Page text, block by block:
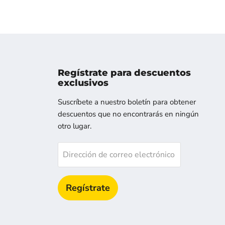
Regístrate para descuentos
exclusivos
Suscríbete a nuestro boletín para obtener
descuentos que no encontrarás en ningún
otro lugar.
Dirección de correo electrónico
Regístrate